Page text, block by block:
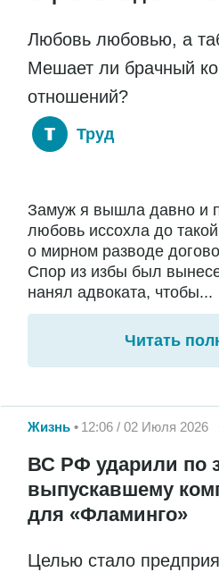
Любовь любовью, а
Мешает ли брачный
отношений?
Труд
Замуж я вышла давно и
любовь иссохла до
о мирном разводе
Спор из избы был
нанял адвоката, чтобы...
Читать
Жизнь 12:06 / 02 Июля 2026
ВС РФ ударили по
выпускавшему
для «Фламинго»
Целью стало